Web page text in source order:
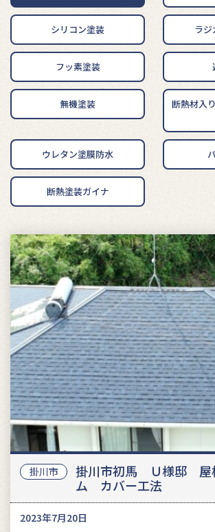
シリコン塗装 ラジ
フッ素塗装
無機塗装
断熱材入
ウレタン塗膜防水
断熱塗装ガイナ
掛川市
掛川市初馬 Ｕ様邸 屋
ム カバー工法
2023年7月20日